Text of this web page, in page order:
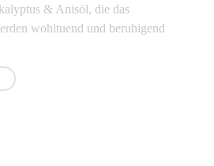
& Anisöl, die das
wohltuend und beruhigend